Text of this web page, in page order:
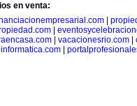
en venta:
| vacacionesrio.com|
|